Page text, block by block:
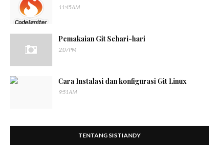
11:45 AM
Pemakaian Git Sehari-hari
2:07 PM
Cara Instalasi dan konfigurasi Git Linux
9:51 AM
TENTANG SISTIANDY